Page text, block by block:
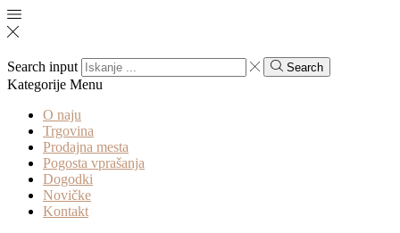
Search input Search
Kategorije Menu
O naju
Trgovina
Prodajna mesta
Pogosta vprašanja
Dogodki
Novičke
Kontakt